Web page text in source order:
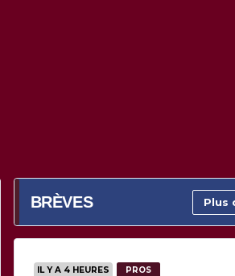
BRÈVES Plus
IL Y A 4 HEURES PROS